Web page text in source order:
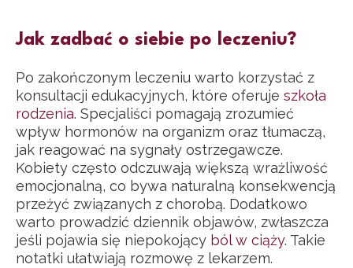
Jak zadbać o siebie po leczeniu?
Po zakończonym leczeniu warto korzystać z
konsultacji edukacyjnych, które oferuje szkoła
rodzenia. Specjaliści pomagają zrozumieć
wpływ hormonów na organizm oraz tłumaczą,
jak reagować na sygnały ostrzegawcze.
Kobiety często odczuwają większą wrażliwość
emocjonalną, co bywa naturalną konsekwencją
przeżyć związanych z chorobą. Dodatkowo
warto prowadzić dziennik objawów, zwłaszcza
jeśli pojawia się niepokojący ból w ciąży. Takie
notatki ułatwiają rozmowę z lekarzem.